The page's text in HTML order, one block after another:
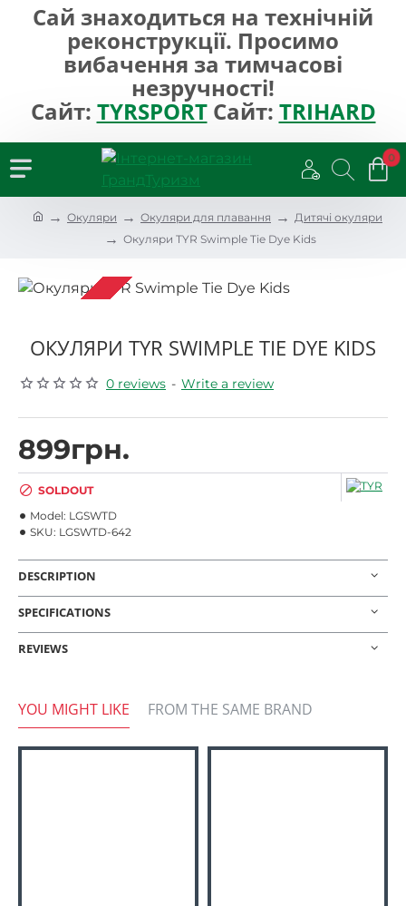
Сай знаходиться на технічній
реконструкції. Просимо
вибачення за тимчасові
незручності!
Сайт: TYRSPORTСайт: TRIHARD
0
Окуляри Окуляри для плавання
Дитячі окуляри
Окуляри TYR Swimple Tie Dye Kids
ОКУЛЯРИ TYR SWIMPLE TIE DYE KIDS
0 reviews - Write a review
899грн.
SOLDOUT
Model: LGSWTD
SKU: LGSWTD-642
DESCRIPTION
SPECIFICATIONS
REVIEWS
YOU MIGHT LIKE FROM THE SAME BRAND